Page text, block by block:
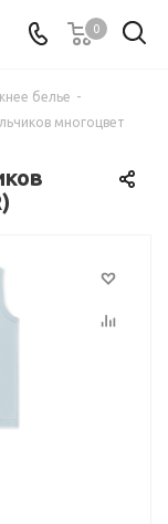
0
белье -
многоцвет